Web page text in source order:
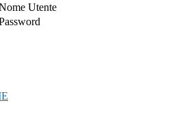
Utente